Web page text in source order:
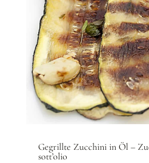
Gegrillte Zucchini in Öl –
sott’olio